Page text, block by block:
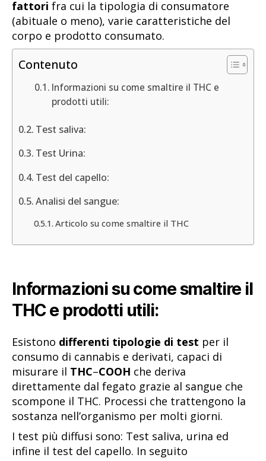
fattori fra cui la tipologia di consumatore
(abituale o meno), varie caratteristiche del
corpo e prodotto consumato.
Contenuto
Informazioni su come smaltire il THC e
prodotti utili:
Test saliva:
Test Urina:
Test del capello:
Analisi del sangue:
Articolo su come smaltire il THC
Informazioni su come smaltire il
THC e prodotti utili:
Esistono differenti tipologie di test per il
consumo di cannabis e derivati, capaci di
misurare il THC–COOH che deriva
direttamente dal fegato grazie al sangue che
scompone il THC. Processi che trattengono la
sostanza nell’organismo per molti giorni.
I test più diffusi sono: Test saliva, urina ed
infine il test del capello. In seguito